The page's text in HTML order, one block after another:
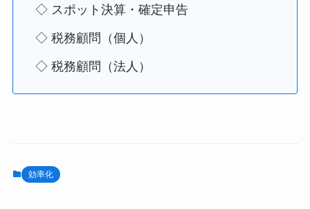
◇ スポット決算・確定申告
◇ 税務顧問（個人）
◇ 税務顧問（法人）
効率化